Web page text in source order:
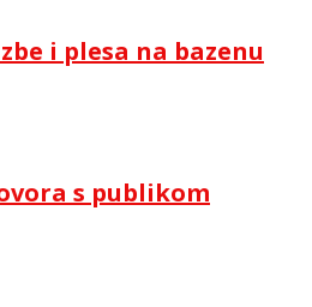
i plesa na bazenu
s publikom